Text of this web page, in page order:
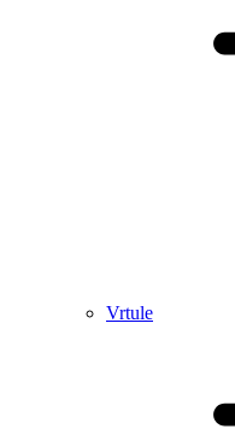
Vrtule